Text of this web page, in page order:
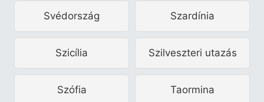
Svédország Szardínia
Szicília Szilveszteri utazás
Szófia Taormina